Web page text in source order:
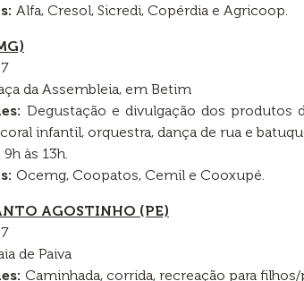
Alfa, Cresol, Sicredi, Copérdia e Agricoop.
da Assembleia, em Betim
Degustação e divulgação dos produtos
infantil, orquestra, dança de rua e
9h às 13h.
Ocemg, Coopatos, Cemil e Cooxupé.
AGOSTINHO (PE)
de Paiva
Caminhada, corrida, recreação para